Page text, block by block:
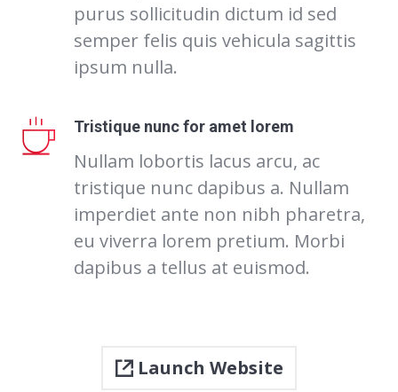
purus sollicitudin dictum id sed
semper felis quis vehicula sagittis
ipsum nulla.
Tristique nunc for amet lorem
Nullam lobortis lacus arcu, ac
tristique nunc dapibus a. Nullam
imperdiet ante non nibh pharetra,
eu viverra lorem pretium. Morbi
dapibus a tellus at euismod.
Launch Website